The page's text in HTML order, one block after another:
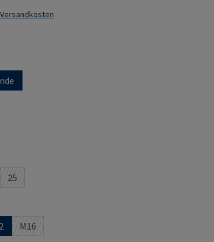
verfügbar.)
nicht verfügbar.)
ist zurzeit nicht verfügbar.)
25
(Diese Option ist zurzeit nicht verfügbar.)
verfügbar.)
nicht verfügbar.)
ist zurzeit nicht verfügbar.)
M16
(Diese Option ist zurzeit nicht verfügbar.)